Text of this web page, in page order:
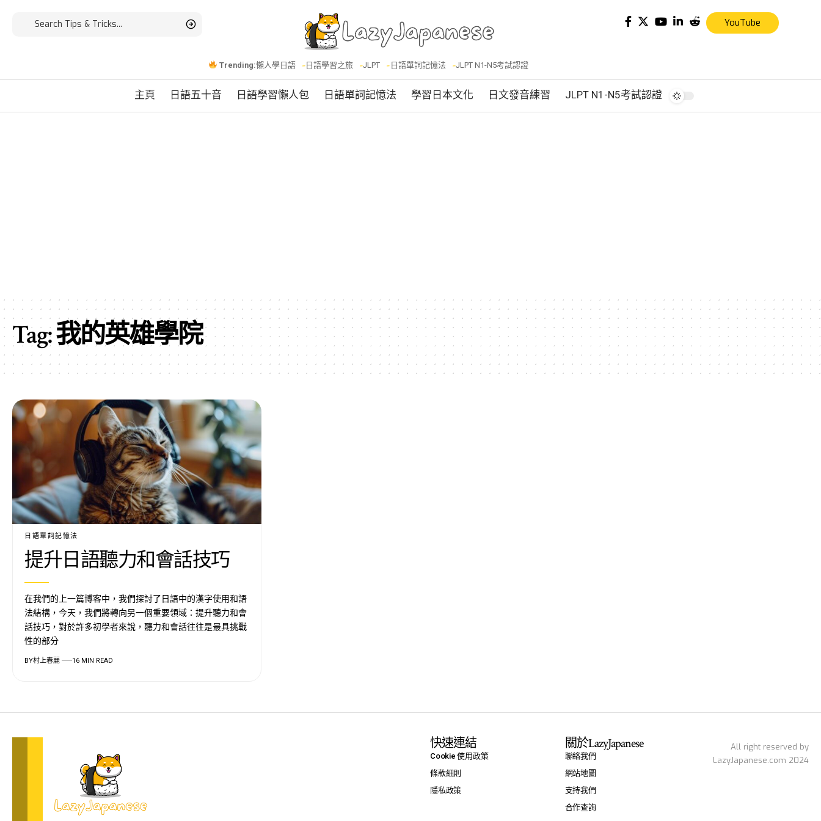
Trending:懶人學日語 日語學習之旅 JLPT 日語單詞記憶法 JLPT N1-N5考試認證
YouTube
主頁 日語五十音 日語學習懶人包 日語單詞記憶法 學習日本文化 日文發音練習 JLPT N1-N5考試認證
Tag:我的英雄學院
日語單詞記憶法
提升日語聽力和會話技巧
在我們的上一篇博客中，我們探討了日語中的漢字使用和語
法結構，今天，我們將轉向另一個重要領域：提升聽力和會
話技巧，對於許多初學者來說，聽力和會話往往是最具挑戰
性的部分
BY村上春麗 16 MIN READ
快速連結
Cookie 使用政策
條款細則
隱私政策
關於LazyJapanese
聯絡我們
網站地圖
支持我們
合作查詢
All right reserved by
LazyJapanese.com 2024